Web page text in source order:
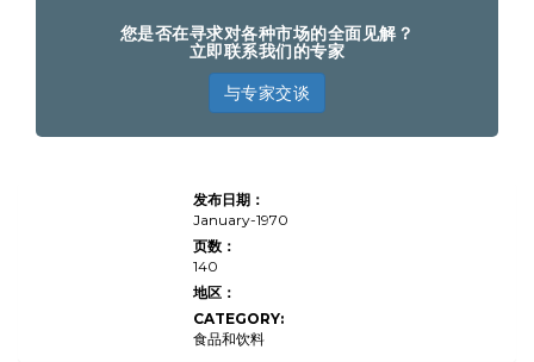
您是否在寻求对各种市场的全面见解？
立即联系我们的专家
与专家交谈
发布日期：
January-1970
页数：
140
地区：
CATEGORY:
食品和饮料